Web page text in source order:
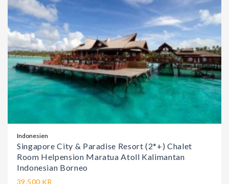
Indonesien
Singapore City & Paradise Resort (2*+) Chalet
Room Helpension Maratua Atoll Kalimantan
Indonesian Borneo
39.500 KR